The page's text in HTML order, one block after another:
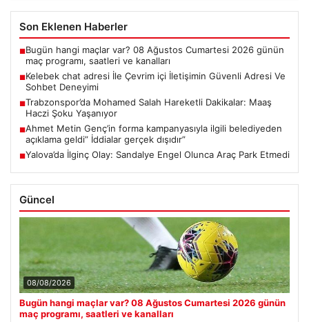
Son Eklenen Haberler
■Bugün hangi maçlar var? 08 Ağustos Cumartesi 2026 günün
maç programı, saatleri ve kanalları
■Kelebek chat adresi İle Çevrim içi İletişimin Güvenli Adresi Ve
Sohbet Deneyimi
■Trabzonspor’da Mohamed Salah Hareketli Dakikalar: Maaş
Haczi Şoku Yaşanıyor
■Ahmet Metin Genç’in forma kampanyasıyla ilgili belediyeden
açıklama geldi” İddialar gerçek dışıdır”
■Yalova’da İlginç Olay: Sandalye Engel Olunca Araç Park Etmedi
Güncel
08/08/2026
Bugün hangi maçlar var? 08 Ağustos Cumartesi 2026 günün
maç programı, saatleri ve kanalları